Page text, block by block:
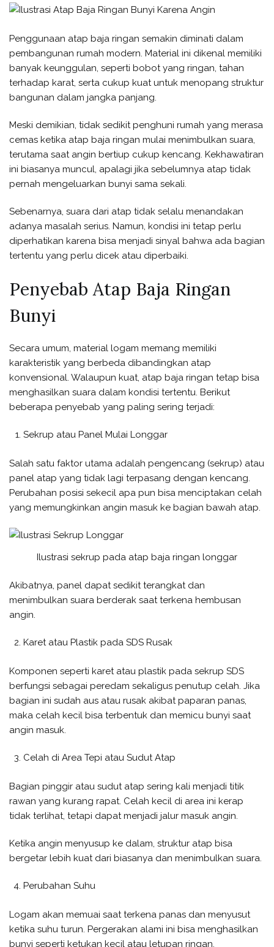
Penggunaan atap baja ringan semakin diminati dalam
pembangunan rumah modern. Material ini dikenal memiliki
banyak keunggulan, seperti bobot yang ringan, tahan
terhadap karat, serta cukup kuat untuk menopang struktur
bangunan dalam jangka panjang.
Meski demikian, tidak sedikit penghuni rumah yang merasa
cemas ketika atap baja ringan mulai menimbulkan suara,
terutama saat angin bertiup cukup kencang. Kekhawatiran
ini biasanya muncul, apalagi jika sebelumnya atap tidak
pernah mengeluarkan bunyi sama sekali.
Sebenarnya, suara dari atap tidak selalu menandakan
adanya masalah serius. Namun, kondisi ini tetap perlu
diperhatikan karena bisa menjadi sinyal bahwa ada bagian
tertentu yang perlu dicek atau diperbaiki.
Penyebab Atap Baja Ringan
Bunyi
Secara umum, material logam memang memiliki
karakteristik yang berbeda dibandingkan atap
konvensional. Walaupun kuat, atap baja ringan tetap bisa
menghasilkan suara dalam kondisi tertentu. Berikut
beberapa penyebab yang paling sering terjadi:
Sekrup atau Panel Mulai Longgar
Salah satu faktor utama adalah pengencang (sekrup) atau
panel atap yang tidak lagi terpasang dengan kencang.
Perubahan posisi sekecil apa pun bisa menciptakan celah
yang memungkinkan angin masuk ke bagian bawah atap.
Ilustrasi sekrup pada atap baja ringan longgar
Akibatnya, panel dapat sedikit terangkat dan
menimbulkan suara berderak saat terkena hembusan
angin.
Karet atau Plastik pada SDS Rusak
Komponen seperti karet atau plastik pada sekrup SDS
berfungsi sebagai peredam sekaligus penutup celah. Jika
bagian ini sudah aus atau rusak akibat paparan panas,
maka celah kecil bisa terbentuk dan memicu bunyi saat
angin masuk.
Celah di Area Tepi atau Sudut Atap
Bagian pinggir atau sudut atap sering kali menjadi titik
rawan yang kurang rapat. Celah kecil di area ini kerap
tidak terlihat, tetapi dapat menjadi jalur masuk angin.
Ketika angin menyusup ke dalam, struktur atap bisa
bergetar lebih kuat dari biasanya dan menimbulkan suara.
Perubahan Suhu
Logam akan memuai saat terkena panas dan menyusut
ketika suhu turun. Pergerakan alami ini bisa menghasilkan
bunyi seperti ketukan kecil atau letupan ringan.